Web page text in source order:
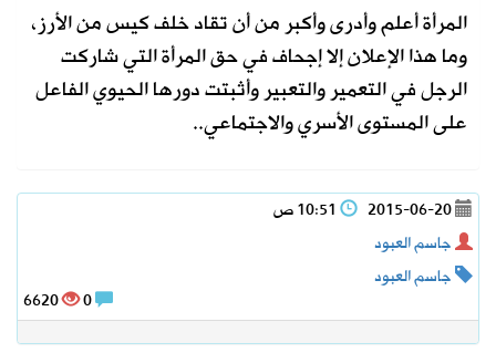
المرأة أعلم وأدرى وأكبر من أن تقاد خلف كيس من الأرز،
وما هذا الإعلان إلا إجحاف في حق المرأة التي شاركت
الرجل في التعمير والتعبير وأثبتت دورها الحيوي الفاعل
على المستوى الأسري والاجتماعي..
2015-06-20
جاسم العبود
جاسم العبود
6620